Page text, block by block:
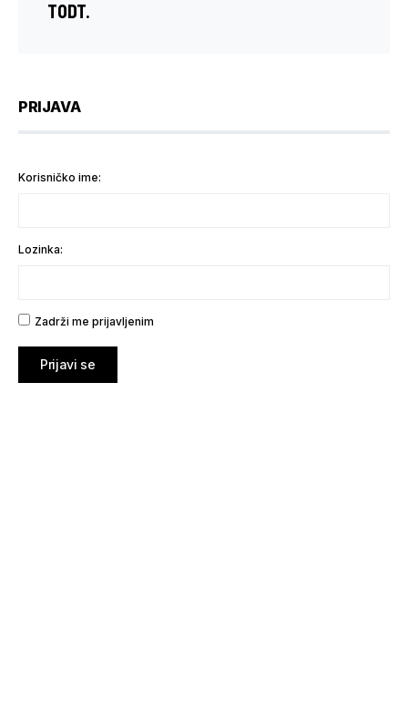
TODT.
PRIJAVA
Korisničko ime:
Lozinka:
Zadrži me prijavljenim
Prijavi se